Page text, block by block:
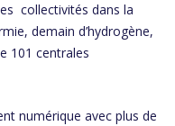
collectivités dans la
demain d’hydrogène,
101 centrales
numérique avec plus de